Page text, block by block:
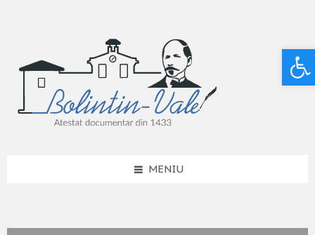
MENIU
Deschide bara de unelte